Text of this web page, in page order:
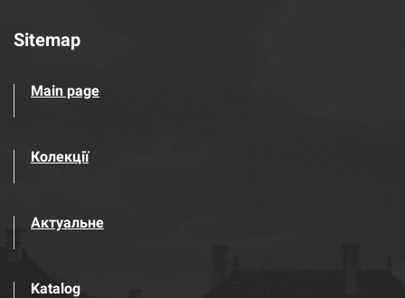
Sitemap
Main page
Колекції
Актуальне
Katalog